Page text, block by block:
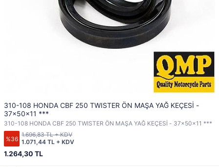
310-108 HONDA CBF 250 TWISTER ÖN MAŞA YAĞ KEÇESİ -
37x50x11 ***
310-108 HONDA CBF 250 TWISTER ÖN MAŞA YAĞ KEÇESİ - 37x50x11 ***
%36
1.264,30 TL
1.071,44 TL + KDV
1.696,83 TL + KDV